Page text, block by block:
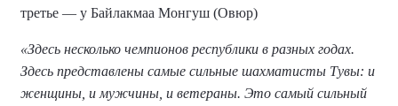
третье — у Байлакмаа Монгуш (Овюр)
«Здесь несколько чемпионов республики в разных годах.
Здесь представлены самые сильные шахматисты Тувы: и
женщины, и мужчины, и ветераны. Это самый сильный